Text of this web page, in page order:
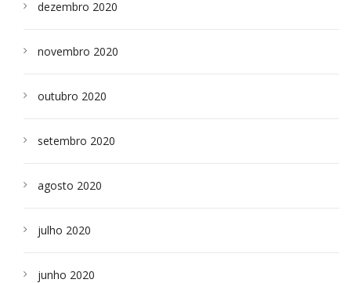
dezembro 2020
novembro 2020
outubro 2020
setembro 2020
agosto 2020
julho 2020
junho 2020